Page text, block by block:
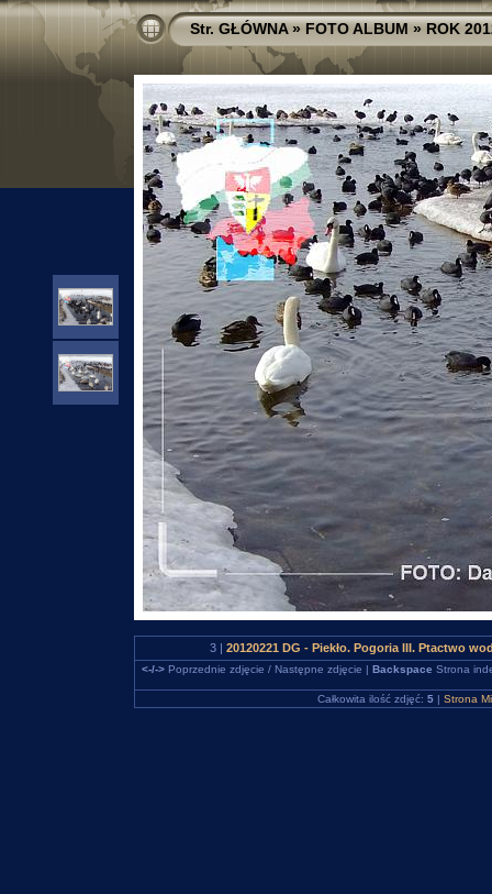
Str. GŁÓWNA»FOTO ALBUM»ROK
3 | 20120221 DG - Piekło. Pogoria III. Ptactwo
<-/->Poprzednie zdjęcie / Następne zdjęcie | Backspace Strona
Całkowita ilość zdjęć: 5 | Strona